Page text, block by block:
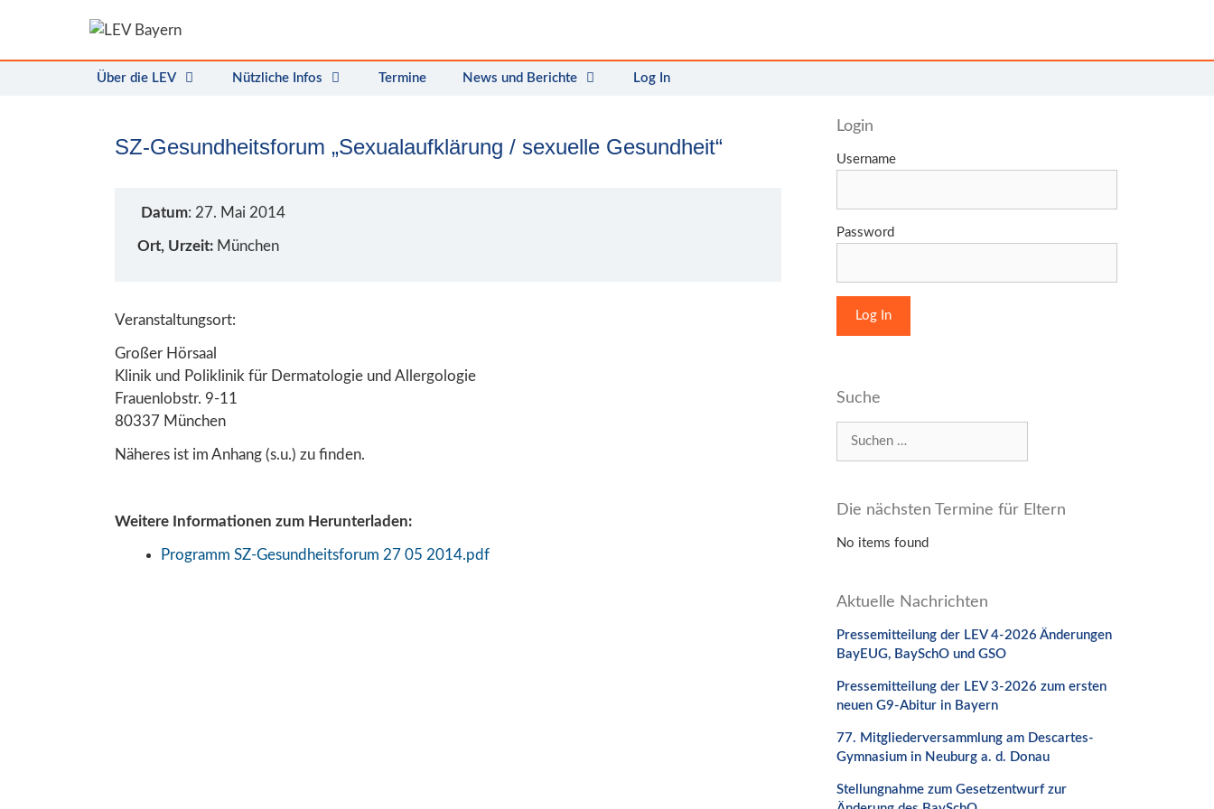
Über die LEV Nützliche Infos Termine News und Berichte Log In
SZ-Gesundheitsforum „Sexualaufklärung / sexuelle Gesundheit“
Datum: 27. Mai 2014
Ort, Urzeit: München
Veranstaltungsort:
Großer Hörsaal
Klinik und Poliklinik für Dermatologie und Allergologie
Frauenlobstr. 9-11
80337 München
Näheres ist im Anhang (s.u.) zu finden.
Weitere Informationen zum Herunterladen:
Programm SZ-Gesundheitsforum 27 05 2014.pdf
Login
Username
Password
Suche
Die nächsten Termine für Eltern
No items found
Aktuelle Nachrichten
Pressemitteilung der LEV 4-2026 Änderungen
BayEUG, BaySchO und GSO
Pressemitteilung der LEV 3-2026 zum ersten
neuen G9-Abitur in Bayern
77. Mitgliederversammlung am Descartes-
Gymnasium in Neuburg a. d. Donau
Stellungnahme zum Gesetzentwurf zur